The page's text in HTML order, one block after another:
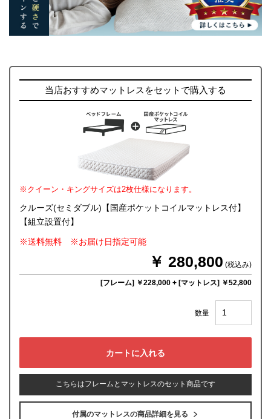
当店おすすめマットレスをセットで購入する
※クイーン・キングサイズは2枚仕様になります。
クルーズ(セミダブル)【国産ポケットコイルマットレス付】
【組立設置付】
※送料無料 ※お届け日指定可能
￥ 280,800 (税込み)
[フレーム] ￥228,000 + [マットレス] ￥52,800
数量
こちらはフレームとマットレスのセット商品です
付属のマットレスの商品詳細を見る